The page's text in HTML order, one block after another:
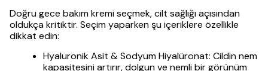
Doğru gece bakım kremi seçmek, cilt sağlığı açısından
oldukça kritiktir. Seçim yaparken şu içeriklere özellikle
dikkat edin:
Hyaluronik Asit & Sodyum Hiyalüronat: Cildin nem
kapasitesini artırır, dolgun ve nemli bir görünüm